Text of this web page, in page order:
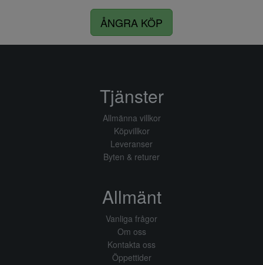
ÅNGRA KÖP
Tjänster
Allmänna villkor
Köpvillkor
Leveranser
Byten & returer
Allmänt
Vanliga frågor
Om oss
Kontakta oss
Öppettider